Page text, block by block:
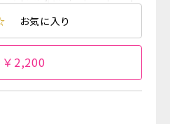
お気に入り
￥2,200